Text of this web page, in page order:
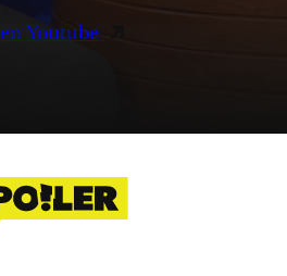
Youtube